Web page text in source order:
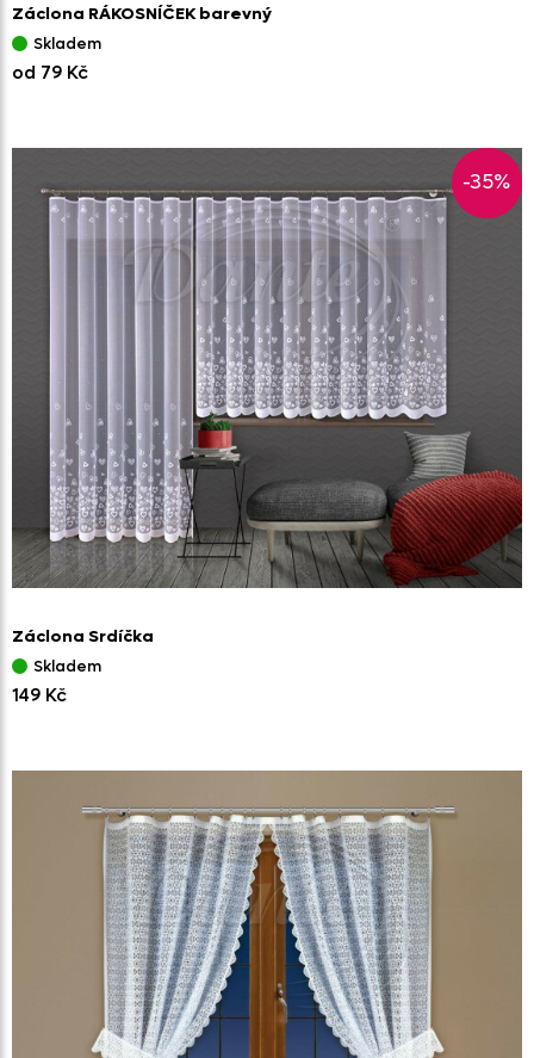
Záclona RÁKOSNÍČEK barevný
Skladem
od 79 Kč
-35%
Záclona Srdíčka
Skladem
149 Kč